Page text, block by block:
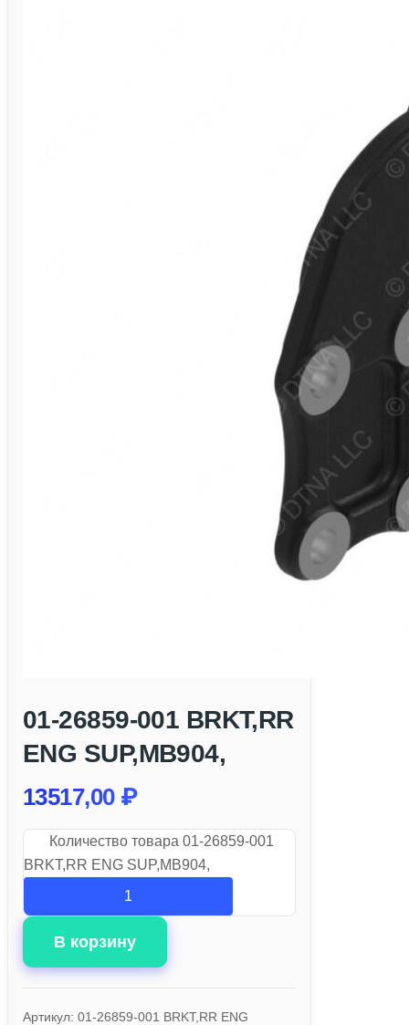
01-26859-001 BRKT,RR
ENG SUP,MB904,
13517,00 ₽
Количество товара 01-26859-001
BRKT,RR ENG SUP,MB904,
В корзину
Артикул: 01-26859-001 BRKT,RR ENG